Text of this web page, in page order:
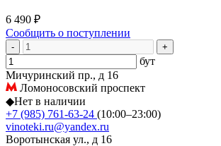
6 490 ₽
Сообщить о поступлении
- +
бут
Мичуринский пр., д 16
Ломоносовский проспект
◆Нет в наличии
+7 (985) 761-63-24 (10:00–23:00)
vinoteki.ru@yandex.ru
Воротынская ул., д 16